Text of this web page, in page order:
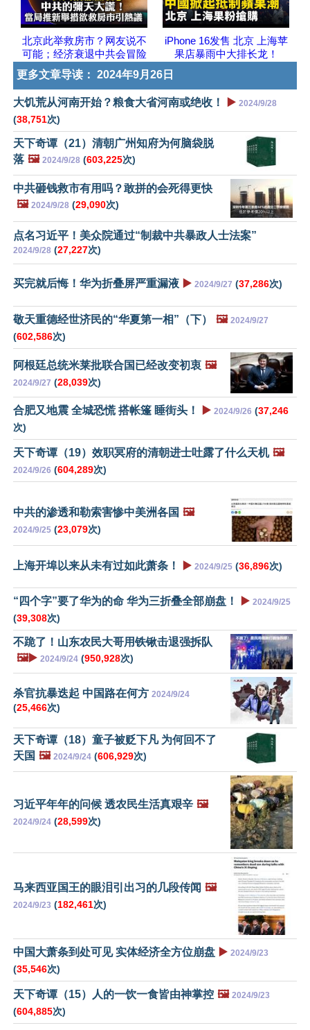
北京此举救房市？网友说不
可能；经济衰退中共会冒险
iPhone 16发售 北京 上海苹
果店暴雨中大排长龙！
更多文章导读： 2024年9月26日
大饥荒从河南开始？粮食大省河南或绝收！ ▶️ 2024/9/28
(38,751次)
天下奇谭（21）清朝广州知府为何脑袋脱
落 🖼️ 2024/9/28 (603,225次)
中共砸钱救市有用吗？敢拼的会死得更快
🖼️ 2024/9/28 (29,090次)
点名习近平！美众院通过“制裁中共暴政人士法案”
2024/9/28 (27,227次)
买完就后悔！华为折叠屏严重漏液 ▶️ 2024/9/27 (37,286次)
敬天重德经世济民的“华夏第一相”（下） 🖼️ 2024/9/27
(602,586次)
阿根廷总统米莱批联合国已经改变初衷 🖼️
2024/9/27 (28,039次)
合肥又地震 全城恐慌 搭帐篷 睡街头！ ▶️ 2024/9/26 (37,246
次)
天下奇谭（19）效职冥府的清朝进士吐露了什么天机 🖼️
2024/9/26 (604,289次)
中共的渗透和勒索害惨中美洲各国 🖼️
2024/9/25 (23,079次)
上海开埠以来从未有过如此萧条！ ▶️ 2024/9/25 (36,896次)
“四个字”要了华为的命 华为三折叠全部崩盘！ ▶️ 2024/9/25
(39,308次)
不跪了！山东农民大哥用铁锹击退强拆队
🖼️▶️ 2024/9/24 (950,928次)
杀官抗暴迭起 中国路在何方 2024/9/24
(25,466次)
天下奇谭（18）童子被贬下凡 为何回不了
天国 🖼️ 2024/9/24 (606,929次)
习近平年年的问候 透农民生活真艰辛 🖼️
2024/9/24 (28,599次)
马来西亚国王的眼泪引出习的几段传闻 🖼️
2024/9/23 (182,461次)
中国大萧条到处可见 实体经济全方位崩盘 ▶️ 2024/9/23
(35,546次)
天下奇谭（15）人的一饮一食皆由神掌控 🖼️ 2024/9/23
(604,885次)